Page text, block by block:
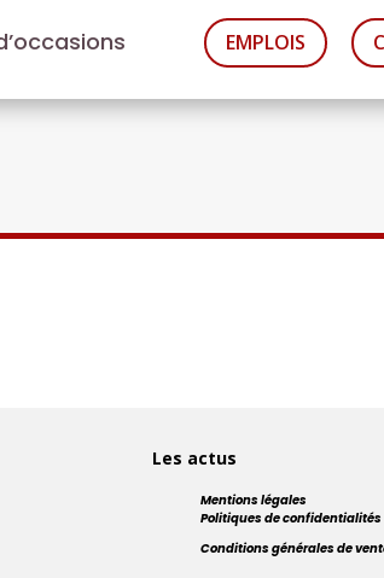
EMPLOIS
Les actus
Mentions légales
Politiques de confidentialités
Conditions générales de